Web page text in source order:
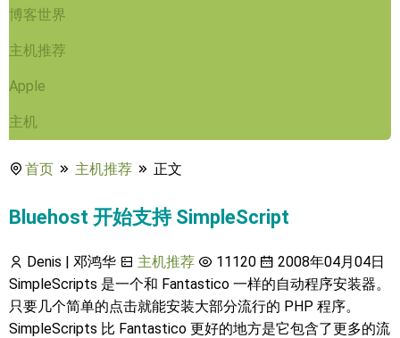
博客世界
主机推荐
Apple
主机
首页 主机推荐 正文
Bluehost 开始支持 SimpleScript
Denis | 邓鸿华 主机推荐 11120
2008年04月04日
SimpleScripts 是一个和 Fantastico 一样的自动程序安装器。
只要几个简单的点击就能安装大部分流行的 PHP 程序。
SimpleScripts 比 Fantastico 更好的地方是它包含了更多的流